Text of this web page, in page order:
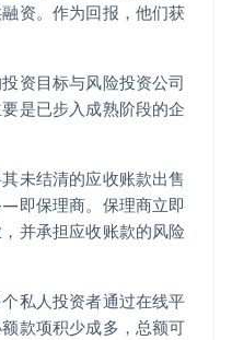
资。作为回报，他们获
资目标与风险投资公司
是已步入成熟阶段的企
未结清的应收账款出售
即保理商。保理商立即
并承担应收账款的风险
私人投资者通过在线平
款项积少成多，总额可